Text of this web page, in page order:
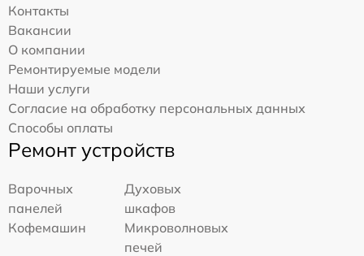
Контакты
Вакансии
О компании
Ремонтируемые модели
Наши услуги
Согласие на обработку персональных данных
Способы оплаты
Ремонт устройств
Варочных
панелей
Духовых
шкафов
Кофемашин
Микроволновых
печей